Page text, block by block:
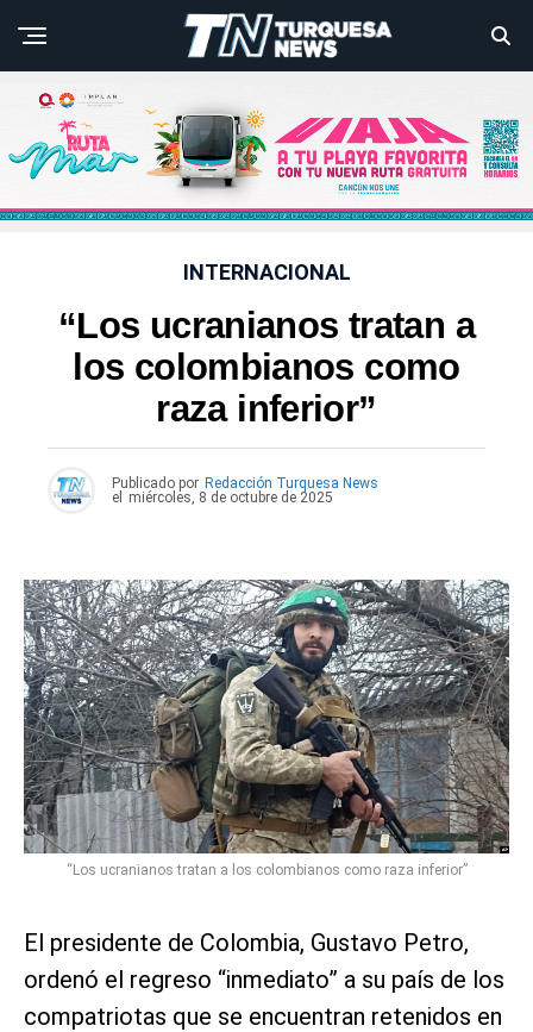
INTERNACIONAL
“Los ucranianos tratan a
los colombianos como
raza inferior”
Publicado por Redacción Turquesa News
el
miércoles, 8 de octubre de 2025
“Los ucranianos tratan a los colombianos como raza inferior”
El presidente de Colombia, Gustavo Petro,
ordenó el regreso “inmediato” a su país de los
compatriotas que se encuentran retenidos en